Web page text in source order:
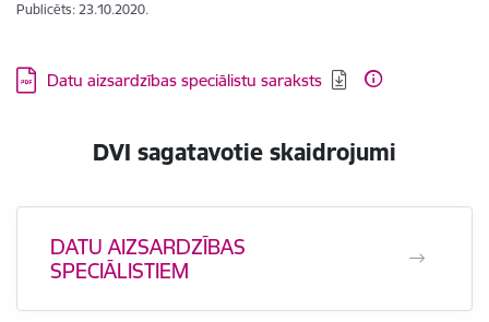
Publicēts: 23.10.2020.
Lejupielādēt:
Datu aizsardzības speciālistu saraksts
DVI sagatavotie skaidrojumi
DATU AIZSARDZĪBAS
SPECIĀLISTIEM